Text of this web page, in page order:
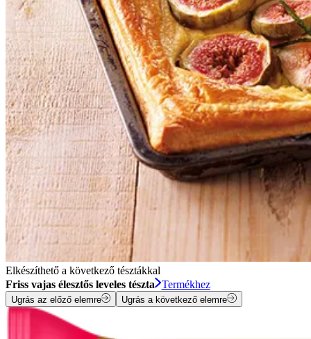
Elkészíthető a következő tésztákkal
Friss vajas élesztős leveles tészta
Termékhez
Ugrás az előző elemre Ugrás a következő elemre